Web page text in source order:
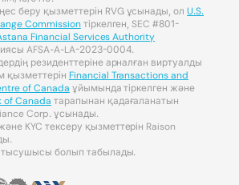
беру қызметтерін RVG ұсынады, олU.S.
Commissionтіркелген, SEC #801-
Financial Services Authority
AFSA-A-LA-2023-0004.
резиденттеріне арналған виртуалды
қызметтерін Financial Transactions and
of Canada ұйымында тіркелген және
of Canada тарапынан қадағаланатын
Corp. ұсынады.
KYC тексеру қызметтерін Raison
болып табылады.